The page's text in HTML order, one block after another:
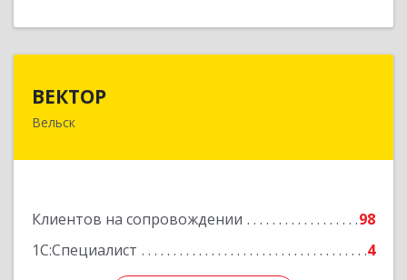
ВЕКТОР
Вельск
Клиентов на сопровождении
98
1С:Специалист
4